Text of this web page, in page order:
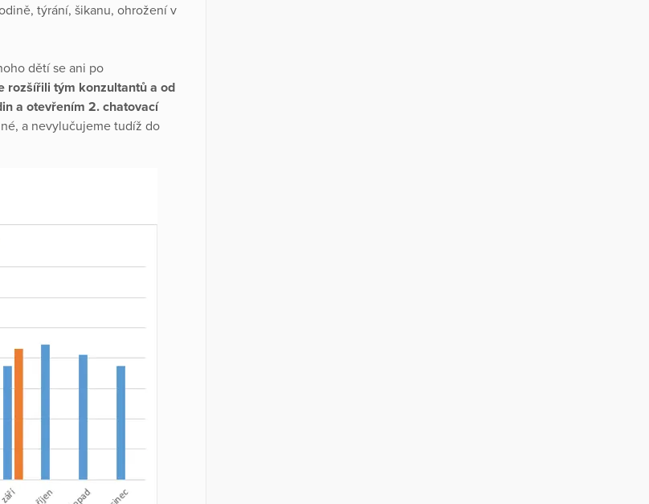
týrání, šikanu, ohrožení v
dětí se ani po
rozšířili tým konzultantů a od
a otevřením 2. chatovací
a nevylučujeme tudíž do